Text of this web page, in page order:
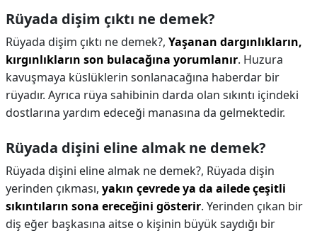
Rüyada dişim çıktı ne demek?
Rüyada dişim çıktı ne demek?, Yaşanan dargınlıkların,
kırgınlıkların son bulacağına yorumlanır. Huzura
kavuşmaya küslüklerin sonlanacağına haberdar bir
rüyadır. Ayrıca rüya sahibinin darda olan sıkıntı içindeki
dostlarına yardım edeceği manasına da gelmektedir.
Rüyada dişini eline almak ne demek?
Rüyada dişini eline almak ne demek?, Rüyada dişin
yerinden çıkması, yakın çevrede ya da ailede çeşitli
sıkıntıların sona ereceğini gösterir. Yerinden çıkan bir
diş eğer başkasına aitse o kişinin büyük saydığı bir